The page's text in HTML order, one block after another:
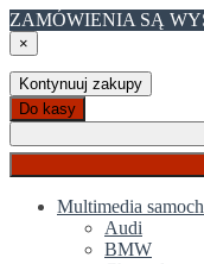
ZAMÓWIENIA SĄ
×
Kontynuuj zakupy
Do kasy
Multimedia
Audi
BMW